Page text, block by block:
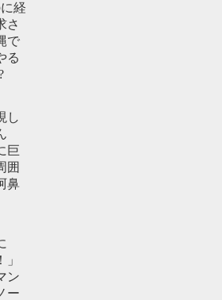
経
さ
で
る
し
巨
囲
鼻
」
ン
ー